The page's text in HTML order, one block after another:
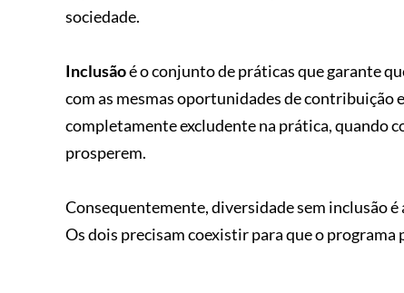
sociedade.
Inclusãoé o conjunto de práticas que garante
com as mesmas oportunidades de contribuição
completamente excludente na prática, quando
prosperem.
Consequentemente, diversidade sem inclusão
Os dois precisam coexistir para que o programa